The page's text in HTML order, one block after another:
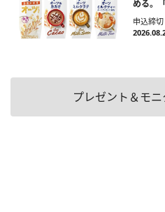
める。
申込締切
プレゼント＆モ